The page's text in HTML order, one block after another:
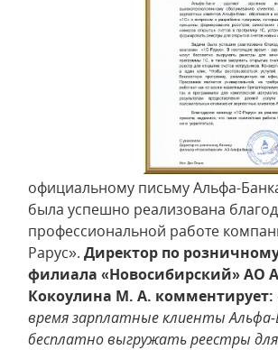
официальному письму Альфа-
была успешно реализована
профессиональной работе
Рарус». Директор по
филиала «Новосибирский» АО
Кокоулина М. А. комментирует:
время зарплатные клиенты
бесплатно выгружать реестры для